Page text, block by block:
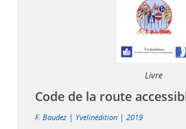
Livre
Code de la route
F. Baudez | Yvelinédition | 2019